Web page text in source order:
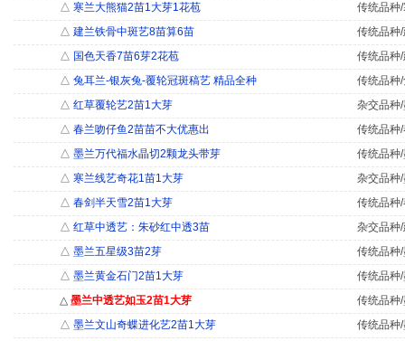
△ 寒兰大熊猫2苗1大芽1花苞
传统品种
△ 建兰铁骨中斑艺8苗算6苗
传统品种
△ 国色天香7苗6芽2花苞
传统品种
△ 兔耳兰-银灰兔-覆轮冠斑稿艺 精品全种
传统品种
△ 红草覆轮艺2苗1大芽
杂交品种
△ 春兰吻仔鱼2苗苗不大优惠出
传统品种
△ 墨兰万代福水晶切2颗龙头带芽
传统品种
△ 寒兰线艺奇花1苗1大芽
杂交品种
△ 春剑半天雪2苗1大芽
传统品种
△ 红草中透艺：朱砂红中透3苗
杂交品种
△ 墨兰五星级3苗2芽
传统品种
△ 墨兰黄金石门2苗1大芽
传统品种
△ 墨兰中透艺如玉2苗1大芽
传统品种
△ 墨兰文山奇蝶进化艺2苗1大芽
传统品种